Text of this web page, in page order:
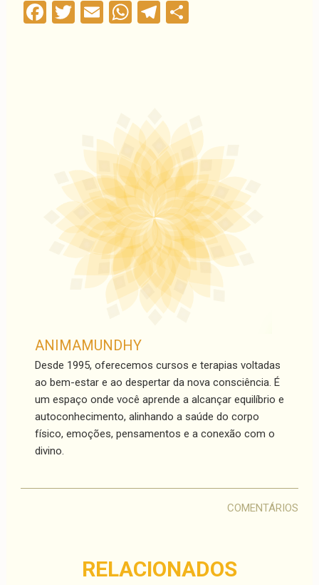
Facebook
Twitter
EmailWhatsApp
Telegram
ANIMAMUNDHY
Desde 1995, oferecemos cursos e terapias voltadas
ao bem-estar e ao despertar da nova consciência. É
um espaço onde você aprende a alcançar equilíbrio e
autoconhecimento, alinhando a saúde do corpo
físico, emoções, pensamentos e a conexão com o
divino.
COMENTÁRIOS
RELACIONADOS